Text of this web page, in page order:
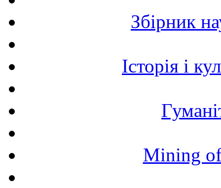
Збірник
Історія і
Mining